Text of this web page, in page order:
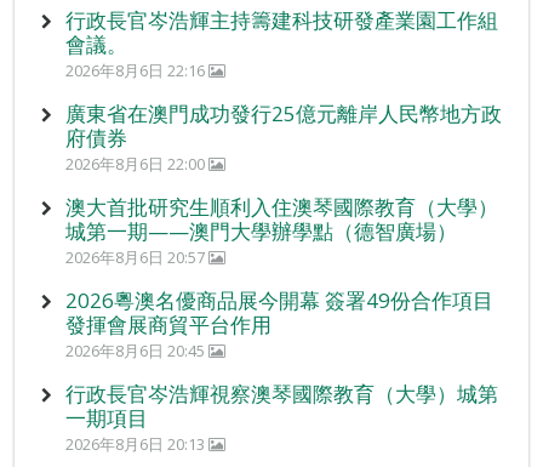
行政長官岑浩輝主持籌建科技研發產業園工作組
會議。
2026年8月6日 22:16
廣東省在澳門成功發行25億元離岸人民幣地方政
府債券
2026年8月6日 22:00
澳大首批研究生順利入住澳琴國際教育（大學）
城第一期——澳門大學辦學點（德智廣場）
2026年8月6日 20:57
2026粵澳名優商品展今開幕 簽署49份合作項目
發揮會展商貿平台作用
2026年8月6日 20:45
行政長官岑浩輝視察澳琴國際教育（大學）城第
一期項目
2026年8月6日 20:13